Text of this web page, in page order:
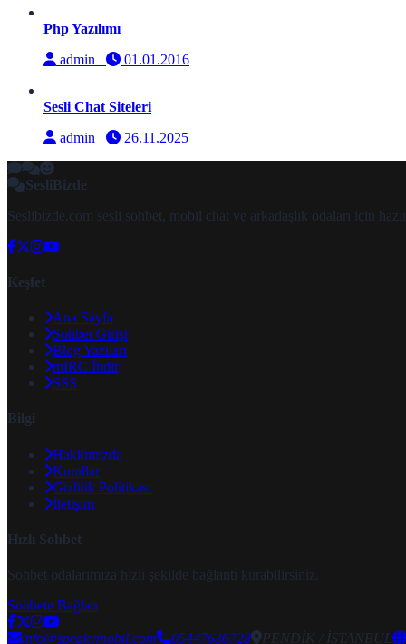
Php Yazılımı
admin
01.01.2016
Sesli Chat Siteleri
admin
26.11.2025
SesliBizde
Seslibizde.com sesli sohbet, mobil chat ve arkadaşlık odaları için
Keşfet
Ana Sayfa
Sohbet Girişi
Blog Yazıları
mIRC İndir
SSS
Bilgi
Hakkımızda
Kurallar
Gizlilik Politikası
İletişim
Hızlı Sohbet
Sohbet odalarımıza hızlı şekilde bağlantı kurabilirsiniz.
Sohbete Bağlan
info@speakymobil.com 05447636728 PENDİK / İSTANBUL